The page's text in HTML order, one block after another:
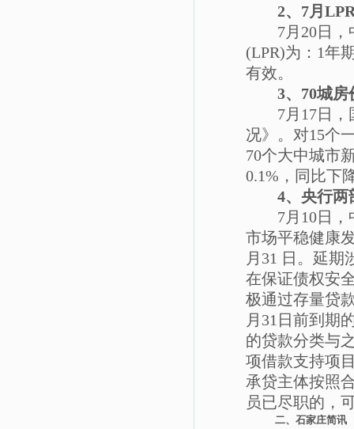
2、7月
7月20日
(LPR)为：1年
有效。
3、70城
7月17日
况》。对15个
70个大中城市
0.1%，同比下
4、央行两
7月10日
市场平稳健康
月31 日。延
在保证债权安
极通过存量贷
月31日前到期
的贷款分类与
项借款支持项
承贷主体按照
员已尽职的，
二、石家庄简讯